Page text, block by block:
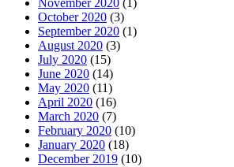
November 2020 (1)
October 2020 (3)
September 2020 (1)
August 2020 (3)
July 2020 (15)
June 2020 (14)
May 2020 (11)
April 2020 (16)
March 2020 (7)
February 2020 (10)
January 2020 (18)
December 2019 (10)